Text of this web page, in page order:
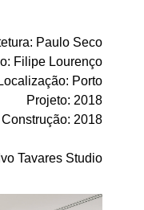
: Paulo Seco
: Filipe Lourenço
Localização: Porto
Projeto: 2018
Construção: 2018
Tavares Studio